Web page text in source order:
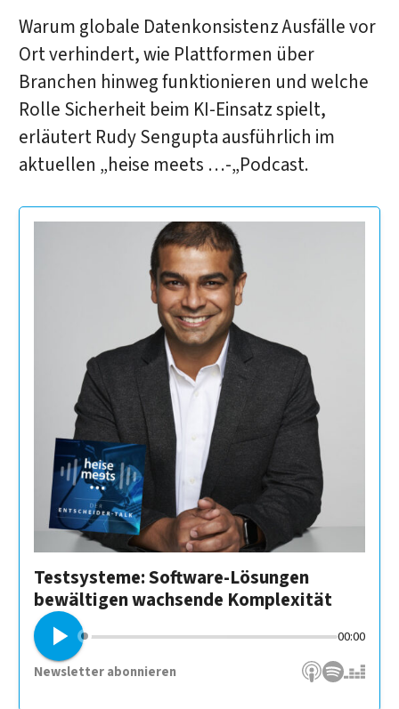
Warum globale Datenkonsistenz Ausfälle vor
Ort verhindert, wie Plattformen über
Branchen hinweg funktionieren und welche
Rolle Sicherheit beim KI-Einsatz spielt,
erläutert Rudy Sengupta ausführlich im
aktuellen „heise meets …-„Podcast.
Testsysteme: Software-Lösungen
bewältigen wachsende Komplexität
00:00
Newsletter abonnieren
Apple Podcasts SpotifyDeezer